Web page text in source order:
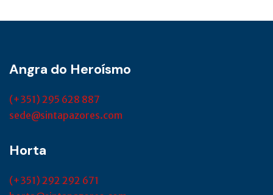
Angra do Heroísmo
(+351) 295 628 887
sede@sintapazores.com
Horta
(+351) 292 292 671